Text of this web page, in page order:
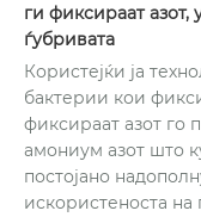
ги фиксираат азот,
ѓубривата
Користејќи ја
бактерии кои
фиксираат азот го
амониум азот што
постојано
искористеноста на